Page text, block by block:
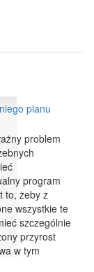
planu
problem
program
to, żeby z
wszystkie te
szczególnie
przyrost
w tym